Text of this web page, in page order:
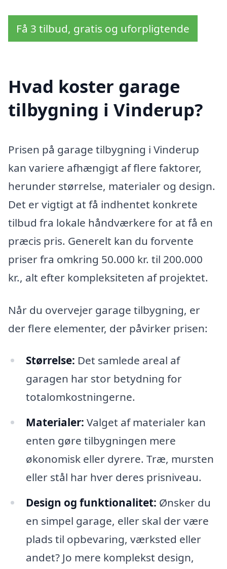
Få 3 tilbud, gratis og uforpligtende
Hvad koster garage
tilbygning i Vinderup?
Prisen på garage tilbygning i Vinderup
kan variere afhængigt af flere faktorer,
herunder størrelse, materialer og design.
Det er vigtigt at få indhentet konkrete
tilbud fra lokale håndværkere for at få en
præcis pris. Generelt kan du forvente
priser fra omkring 50.000 kr. til 200.000
kr., alt efter kompleksiteten af projektet.
Når du overvejer garage tilbygning, er
der flere elementer, der påvirker prisen:
Størrelse: Det samlede areal af
garagen har stor betydning for
totalomkostningerne.
Materialer: Valget af materialer kan
enten gøre tilbygningen mere
økonomisk eller dyrere. Træ, mursten
eller stål har hver deres prisniveau.
Design og funktionalitet: Ønsker du
en simpel garage, eller skal der være
plads til opbevaring, værksted eller
andet? Jo mere komplekst design,